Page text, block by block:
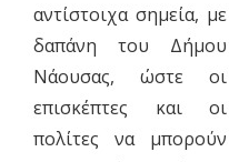
αντίστοιχα σημεία, με
δαπάνη του Δήμου
Νάουσας, ώστε οι
επισκέπτες και οι
πολίτες να μπορούν